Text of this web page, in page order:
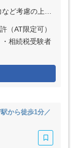
す ※残業代は全額支給
（AT限定可）
相続税受験者
から徒歩1分／